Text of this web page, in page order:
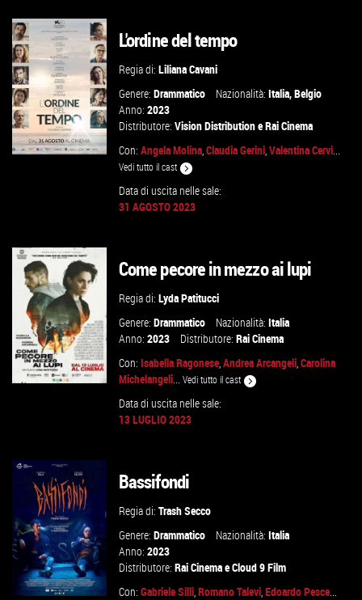
GUARDA IL TRAILER
VAI ALLA SCHEDA
VAI ALLA SCHEDA
L'ordine del tempo
Regia di:Liliana Cavani
Genere:Drammatico Nazionalità:Italia,Belgio
Anno:2023
Distributore:Vision DistributioneRai Cinema
Con:Angela Molina,Claudia Gerini,Valentina Cervi...
Vedi tutto il cast
Data di uscita nelle sale:
31 AGOSTO 2023
VAI ALLA SCHEDA
Come pecore in mezzo ai lupi
Regia di:Lyda Patitucci
Genere:Drammatico Nazionalità:Italia
Anno:2023 Distributore:Rai Cinema
Con:Isabella Ragonese,Andrea Arcangeli,Carolina
Michelangeli...Vedi tutto il cast
Data di uscita nelle sale:
13 LUGLIO 2023
Bassifondi
Regia di:Trash Secco
Genere:Drammatico Nazionalità:Italia
Anno:2023
Distributore:Rai CinemaeCloud 9 Film
Con:Gabriele Silli,Romano Talevi,Edoardo Pesce...